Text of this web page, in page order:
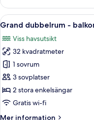
-
balkong
-
Öppna
alla
foton
för
Grand
dubbelrum
-
balkong
4
Grand dubbelrum -
Viss havsutsikt
32 kvadratmeter
1 sovrum
3 sovplatser
2 stora enkelsängar
Gratis wi-fi
Mer information
Mer